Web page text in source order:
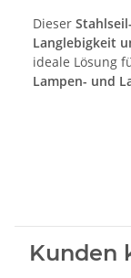
Dieser
Langlebigkeit
ideale Lösung
Lampen- und
Kunden